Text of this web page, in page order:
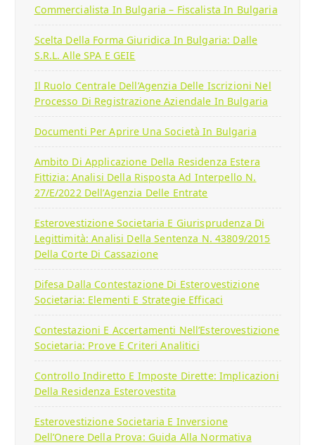
Commercialista In Bulgaria – Fiscalista In Bulgaria
Scelta Della Forma Giuridica In Bulgaria: Dalle
S.r.l. Alle SPA E GEIE
Il Ruolo Centrale Dell’Agenzia Delle Iscrizioni Nel
Processo Di Registrazione Aziendale In Bulgaria
Documenti Per Aprire Una Società In Bulgaria
Ambito Di Applicazione Della Residenza Estera
Fittizia: Analisi Della Risposta Ad Interpello N.
27/E/2022 Dell’Agenzia Delle Entrate
Esterovestizione Societaria E Giurisprudenza Di
Legittimità: Analisi Della Sentenza N. 43809/2015
Della Corte Di Cassazione
Difesa Dalla Contestazione Di Esterovestizione
Societaria: Elementi E Strategie Efficaci
Contestazioni E Accertamenti Nell’Esterovestizione
Societaria: Prove E Criteri Analitici
Controllo Indiretto E Imposte Dirette: Implicazioni
Della Residenza Esterovestita
Esterovestizione Societaria E Inversione
Dell’Onere Della Prova: Guida Alla Normativa